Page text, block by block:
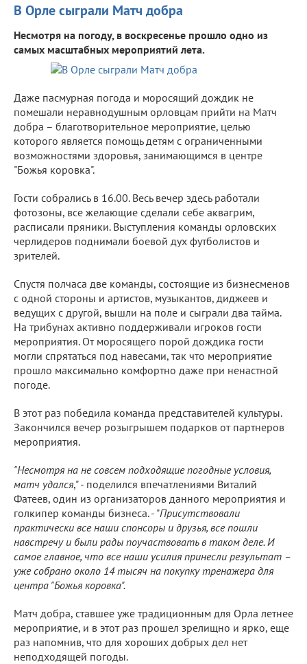
В Орле сыграли Матч добра
Несмотря на погоду, в воскресенье прошло одно из
самых масштабных мероприятий лета.
Даже пасмурная погода и моросящий дождик не
помешали неравнодушным орловцам прийти на Матч
добра – благотворительное мероприятие, целью
которого является помощь детям с ограниченными
возможностями здоровья, занимающимся в центре
"Божья коровка".
Гости собрались в 16.00. Весь вечер здесь работали
фотозоны, все желающие сделали себе аквагрим,
расписали пряники. Выступления команды орловских
черлидеров поднимали боевой дух футболистов и
зрителей.
Спустя полчаса две команды, состоящие из бизнесменов
с одной стороны и артистов, музыкантов, диджеев и
ведущих с другой, вышли на поле и сыграли два тайма.
На трибунах активно поддерживали игроков гости
мероприятия. От моросящего порой дождика гости
могли спрятаться под навесами, так что мероприятие
прошло максимально комфортно даже при ненастной
погоде.
В этот раз победила команда представителей культуры.
Закончился вечер розыгрышем подарков от партнеров
мероприятия.
"Несмотря на не совсем подходящие погодные условия,
матч удался," - поделился впечатлениями Виталий
Фатеев, один из организаторов данного мероприятия и
голкипер команды бизнеса. - "Присутствовали
практически все наши спонсоры и друзья, все пошли
навстречу и были рады поучаствовать в таком деле. И
самое главное, что все наши усилия принесли результат –
уже собрано около 14 тысяч на покупку тренажера для
центра "Божья коровка".
Матч добра, ставшее уже традиционным для Орла летнее
мероприятие, и в этот раз прошел зрелищно и ярко, еще
раз напомнив, что для хороших добрых дел нет
неподходящей погоды.